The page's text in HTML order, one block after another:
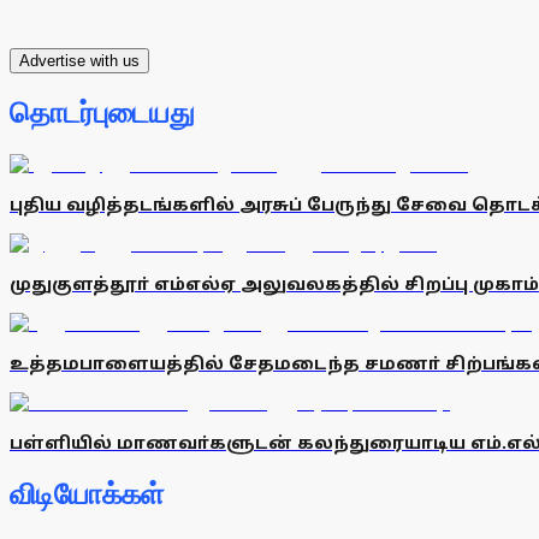
Advertise with us
தொடர்புடையது
புதிய வழித்தடங்களில் அரசுப் பேருந்து சேவை
முதுகுளத்தூா் எம்எல்ஏ அலுவலகத்தில் சிறப்பு முகாம்
உத்தமபாளையத்தில் சேதமடைந்த சமணா்
பள்ளியில் மாணவா்களுடன் கலந்துரையாடிய
விடியோக்கள்